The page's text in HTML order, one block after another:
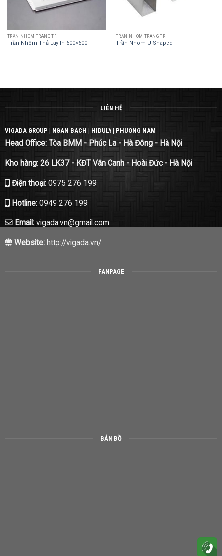
TRẦN NHÔM TRANG TRÍ
Trần Nhôm Thả Lay-In 600×600
TRẦN NHÔM TRANG TRÍ
Trần Nhôm U-Shaped
LIÊN HỆ
VIGADA GROUP | NGAN BACH | HIDULY | PHUONG NAM
Head Office: Tòa BMM - Phúc La - Hà Đông - Hà Nội
Kho hàng: 26 LK37 - KĐT Vân Canh - Hoài Đức - Hà Nội
Điện thoại: 0975 276 199
Hotline: 0949 276 199
Email: vigada.vn@gmail.com
Website:http://vigada.vn/
FANPAGE
BẢN ĐỒ